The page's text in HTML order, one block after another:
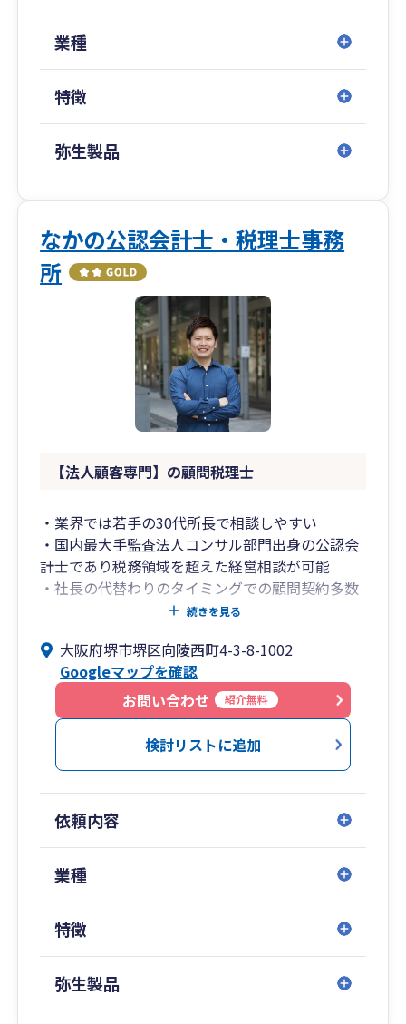
業種
特徴
弥生製品
なかの公認会計士・税理士事務
所
【法人顧客専門】の顧問税理士
・業界では若手の30代所長で相談しやすい
・国内最大手監査法人コンサル部門出身の公認会
計士であり税務領域を超えた経営相談が可能
・社長の代替わりのタイミングでの顧問契約多数
・法人設立でのはじめての顧問契約多数
続きを見る
大阪府堺市堺区向陵西町4-3-8-1002
Googleマップを確認
お問い合わせ
紹介無料
検討リストに追加
依頼内容
業種
特徴
弥生製品